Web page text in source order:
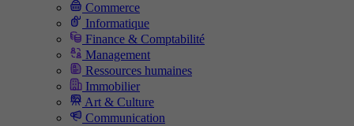
Commerce
Informatique
Finance & Comptabilité
Management
Ressources humaines
Immobilier
Art & Culture
Communication